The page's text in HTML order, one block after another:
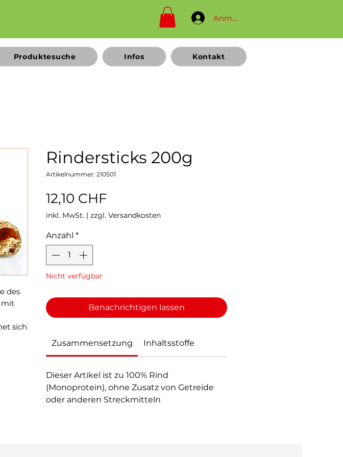
Anmelden
Produktesuche Infos Kontakt
des
mit
sich
Rindersticks 200g
Artikelnummer: 210501
12,10 CHFPreis
inkl. MwSt. | zzgl. Versandkosten
Anzahl *
Nicht verfügbar
Benachrichtigen lassen
Zusammensetzung Inhaltsstoffe
Dieser Artikel ist zu 100% Rind
(Monoprotein), ohne Zusatz von Getreide
oder anderen Streckmitteln